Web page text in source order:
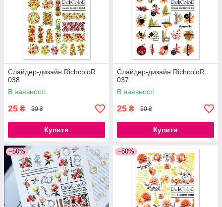
Слайдер-дизайн RichcoloR
038
В наявності
25 ₴ 50 ₴
Купити
Слайдер-дизайн RichcoloR
037
В наявності
25 ₴ 50 ₴
Купити
–50% –50%